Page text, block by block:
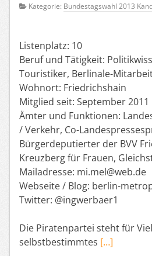
Kategorie: Bundestagswahl 2013
Listenplatz: 10
Beruf und Tätigkeit:
Touristiker, Berlinale-
Wohnort: Friedrichshain
Mitglied seit: September 2011
Ämter und Funktionen:
/ Verkehr, Co-
Bürgerdeputierter der BVV
Kreuzberg für Frauen,
Mailadresse: mi.mel@web.de
Webseite / Blog: berlin-
Twitter: @ingwerbaer1
Die Piratenpartei steht für
selbstbestimmtes […]